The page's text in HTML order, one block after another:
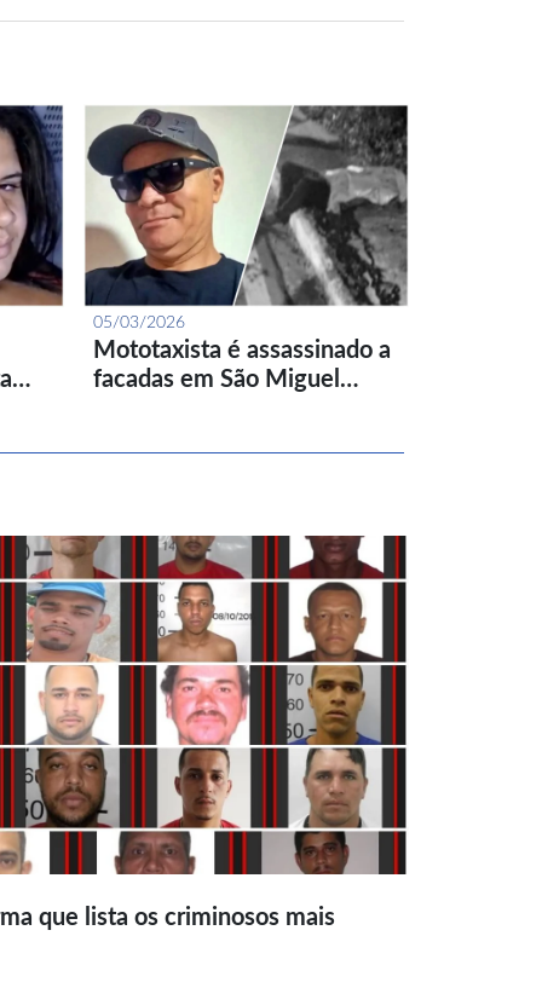
05/03/2026
Mototaxista é assassinado a
facadas em São Miguel…
que lista os criminosos mais